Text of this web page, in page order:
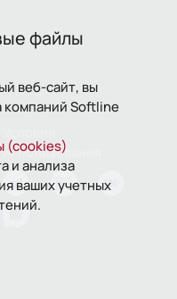
файлы
веб-сайт, вы
компаний Softline
(cookies)
и анализа
ваших учетных
использования